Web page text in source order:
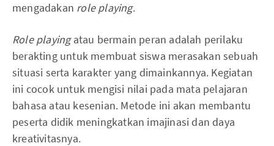
mengadakan role playing.
Role playingatau bermain peran adalah perilaku
berakting untuk membuat siswa merasakan sebuah
situasi serta karakter yang dimainkannya. Kegiatan
ini cocok untuk mengisi nilai pada mata pelajaran
bahasa atau kesenian. Metode ini akan membantu
peserta didik meningkatkan imajinasi dan daya
kreativitasnya.